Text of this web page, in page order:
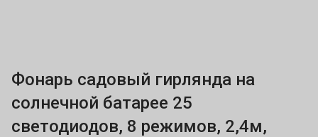
Фонарь садовый гирлянда на
солнечной батарее 25
светодиодов, 8 режимов, 2,4м,